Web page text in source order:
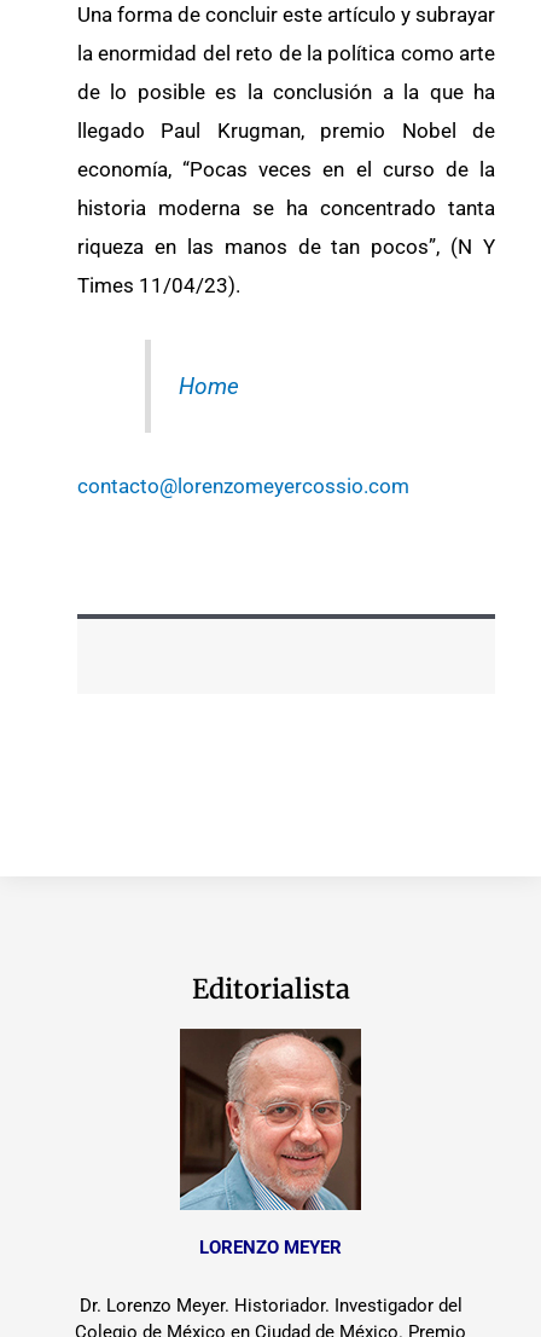
Una forma de concluir este artículo y subrayar
la enormidad del reto de la política como arte
de lo posible es la conclusión a la que ha
llegado Paul Krugman, premio Nobel de
economía, “Pocas veces en el curso de la
historia moderna se ha concentrado tanta
riqueza en las manos de tan pocos”, (N Y
Times 11/04/23).
Home
contacto@lorenzomeyercossio.com
Editorialista
LORENZO MEYER
Dr. Lorenzo Meyer. Historiador. Investigador del
Colegio de México en Ciudad de México. Premio